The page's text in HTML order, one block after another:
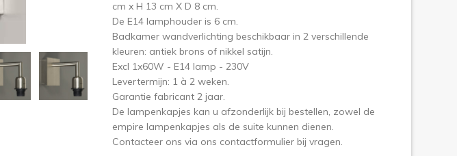
cm x H 13 cm X D 8 cm.
De E14 lamphouder is 6 cm.
Badkamer wandverlichting beschikbaar in 2 verschillende
kleuren: antiek brons of nikkel satijn.
Excl 1x60W - E14 lamp - 230V
Levertermijn: 1 à 2 weken.
Garantie fabricant 2 jaar.
De lampenkapjes kan u afzonderlijk bij bestellen, zowel de
empire lampenkapjes als de suite kunnen dienen.
Contacteer ons via ons contactformulier bij vragen.